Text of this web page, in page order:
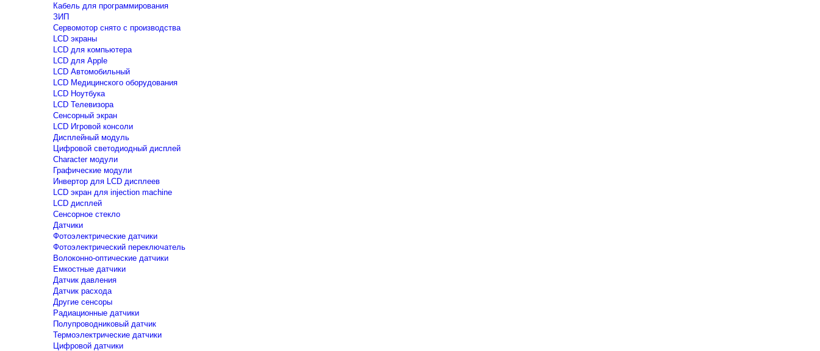
Кабель для программирования
ЗИП
Сервомотор снято с производства
LCD экраны
LCD для компьютера
LCD для Apple
LCD Автомобильный
LCD Медицинского оборудования
LCD Ноутбука
LCD Телевизора
Сенсорный экран
LCD Игровой консоли
Дисплейный модуль
Цифровой светодиодный дисплей
Сharacter модули
Графические модули
Инвертор для LCD дисплеев
LCD экран для injection machine
LCD дисплей
Сенсорное стекло
Датчики
Фотоэлектрические датчики
Фотоэлектрический переключатель
Волоконно-оптические датчики
Емкостные датчики
Датчик давления
Датчик расхода
Другие сенсоры
Радиационные датчики
Полупроводниковый датчик
Термоэлектрические датчики
Цифровой датчики